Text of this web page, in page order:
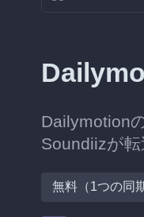
Dailymotion
Soundiizが転
無料（1つの同